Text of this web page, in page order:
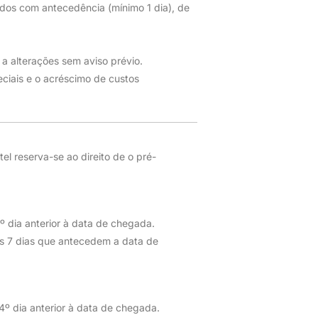
com antecedência (mínimo 1 dia), de
alterações sem aviso prévio.
e o acréscimo de custos
reserva-se ao direito de o pré-
dia anterior à data de chegada.
7 dias que antecedem a data de
dia anterior à data de chegada.